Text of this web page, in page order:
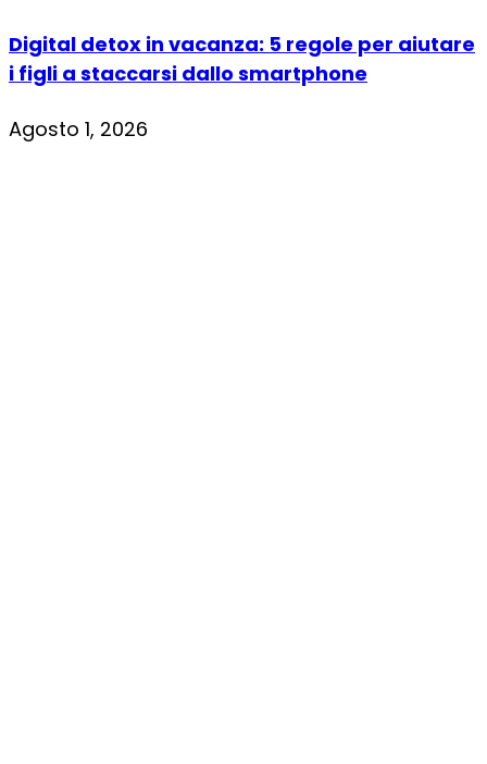
Digital detox in vacanza: 5 regole per aiutare
i figli a staccarsi dallo smartphone
Agosto 1, 2026